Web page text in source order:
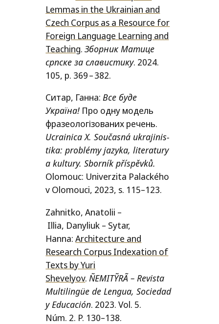
Lemmas in the Ukrainian and
Czech Corpus as a Resource for
Foreign Language Learning and
Teaching.Зборник Матице
српске за славистику. 2024.
105, p. 369 – 382.
Ситар, Ганна:Все буде
Україна! Про одну модель
фразеoлогізованих речень.
Ucrainica Х. Současná ukra­ji­nis­
ti­ka: pro­blémy jazy­ka, lite­ra­tu­ry
a kul­tu­ry. Sborník pří­spěv­ků.
Olomouc: Univerzita Palackého
v Olomouci, 2023, s. 115–123.
Zahnitko,Anatolii –
Illia, Danyliuk – Sytar,
Hanna:Architecture and
Research Corpus Indexation of
Texts by Yuri
Shevelyov. ÑEMITỸRÃ– Revista
Multilingüe de Lengua, Sociedad
y Educación. 2023.Vol. 5.
Núm. 2. P. 130–138.